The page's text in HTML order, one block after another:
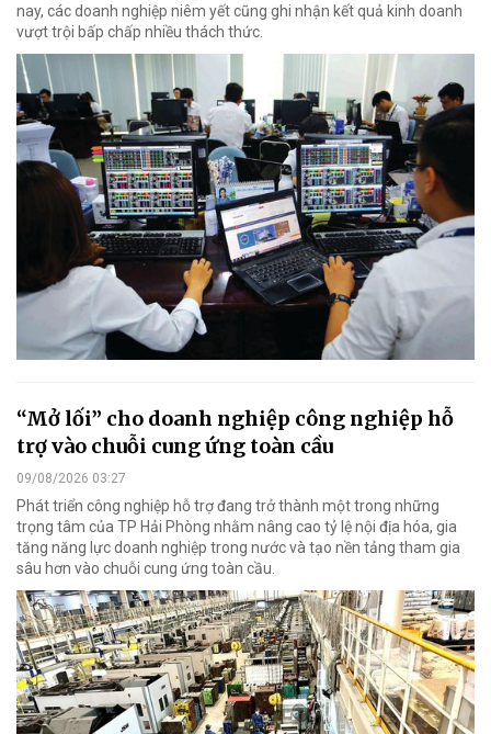
nay, các doanh nghiệp niêm yết cũng ghi nhận kết quả kinh doanh
vượt trội bấp chấp nhiều thách thức.
“Mở lối” cho doanh nghiệp công nghiệp hỗ
trợ vào chuỗi cung ứng toàn cầu
09/08/2026 03:27
Phát triển công nghiệp hỗ trợ đang trở thành một trong những
trọng tâm của TP Hải Phòng nhằm nâng cao tỷ lệ nội địa hóa, gia
tăng năng lực doanh nghiệp trong nước và tạo nền tảng tham gia
sâu hơn vào chuỗi cung ứng toàn cầu.